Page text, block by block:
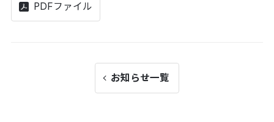
PDFファイル
お知らせ一覧